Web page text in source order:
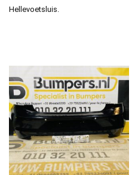
Hellevoetsluis.